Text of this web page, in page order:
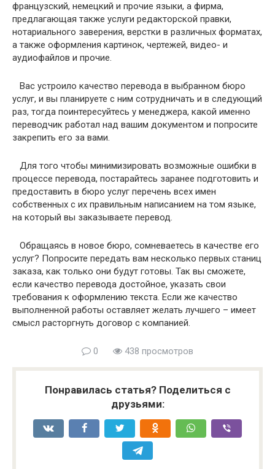
французский, немецкий и прочие языки, а фирма,
предлагающая также услуги редакторской правки,
нотариального заверения, верстки в различных форматах,
а также оформления картинок, чертежей, видео- и
аудиофайлов и прочие.
Вас устроило качество перевода в выбранном бюро
услуг, и вы планируете с ним сотрудничать и в следующий
раз, тогда поинтересуйтесь у менеджера, какой именно
переводчик работал над вашим документом и попросите
закрепить его за вами.
Для того чтобы минимизировать возможные ошибки в
процессе перевода, постарайтесь заранее подготовить и
предоставить в бюро услуг перечень всех имен
собственных с их правильным написанием на том языке,
на который вы заказываете перевод.
Обращаясь в новое бюро, сомневаетесь в качестве его
услуг? Попросите передать вам несколько первых станиц
заказа, как только они будут готовы. Так вы сможете,
если качество перевода достойное, указать свои
требования к оформлению текста. Если же качество
выполненной работы оставляет желать лучшего – имеет
смысл расторгнуть договор с компанией.
0 438 просмотров
Понравилась статья? Поделиться с
друзьями: